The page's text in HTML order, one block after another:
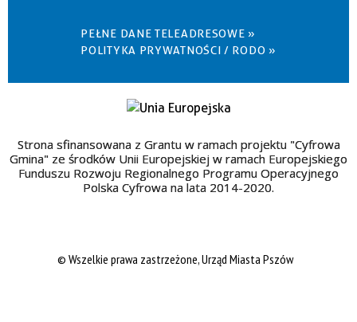
PEŁNE DANE TELEADRESOWE »
POLITYKA PRYWATNOŚCI / RODO »
Strona sfinansowana z Grantu w ramach projektu "Cyfrowa
Gmina" ze środków Unii Europejskiej w ramach Europejskiego
Funduszu Rozwoju Regionalnego Programu Operacyjnego
Polska Cyfrowa na lata 2014-2020.
© Wszelkie prawa zastrzeżone, Urząd Miasta Pszów